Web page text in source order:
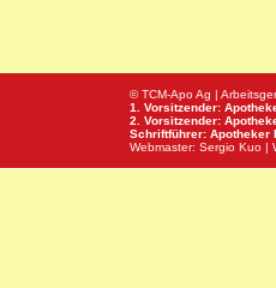
© TCM-Apo Ag |
1. Vorsitzender:
2. Vorsitzender:
Schriftführer: Apotheker
Webmaster: Sergio Kuo |